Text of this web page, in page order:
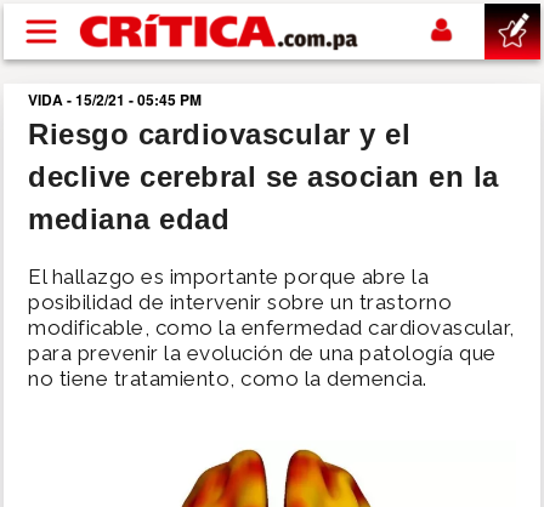
Pasar al contenido principal
buscar
SUCESOS
POLÍTICA
SHOW
VIDA - 15/2/21 - 05:45 PM
Riesgo cardiovascular y el
declive cerebral se asocian en la
mediana edad
El hallazgo es importante porque abre la
posibilidad de intervenir sobre un trastorno
modificable, como la enfermedad cardiovascular,
para prevenir la evolución de una patología que
no tiene tratamiento, como la demencia.